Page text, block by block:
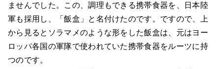
ませんでした。この、調理もできる携帯食器を、日本陸
軍も採用し、「飯盒」と名付けたのです。ですので、上
から見るとソラマメのような形をした飯盒は、元はヨー
ロッパ各国の軍隊で使われていた携帯食器をルーツに持
つのです。